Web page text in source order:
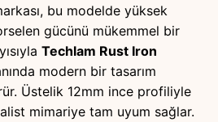
bu modelde yüksek
gücünü mükemmel bir
Techlam Rust Iron
modern bir tasarım
Üstelik 12mm ince profiliyle
mimariye tam uyum sağlar.